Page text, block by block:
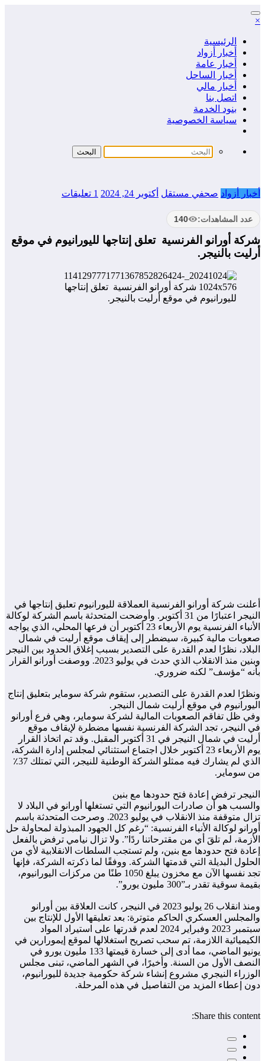
التجاوز
إلى
×
الرئيسية
أخبار أزواد
أخبار عامة
أخبار الساحل
أخبار مالي
اتصل بنا
بنود الخدمة
سياسة الخصوصية
أخبار أزواد صحفي مستقل أكتوبر 24, 2024 1 تعليقات
عدد المشاهدات: 140
شركة أورانو الفرنسية تعلق إنتاجها لليورانيوم في موقع
أرليت بالنيجر.
أعلنت شركة أورانو الفرنسية العملاقة لليورانيوم تعليق إنتاجها في
النيجر اعتبارًا من 31 أكتوبر. وأوضحت المتحدثة باسم الشركة لوكالة
الأنباء الفرنسية يوم الأربعاء 23 أكتوبر أن فرعها المحلي، الذي يواجه
صعوبات مالية كبيرة، سيضطر إلى إيقاف موقع أرليت في شمال
البلاد، نظرًا لعدم القدرة على التصدير بسبب إغلاق الحدود بين النيجر
وبنين منذ الانقلاب الذي حدث في يوليو 2023. ووصفت أورانو القرار
بأنه “مؤسف” لكنه ضروري.
ونظرًا لعدم القدرة على التصدير، ستقوم شركة سوماير بتعليق إنتاج
اليورانيوم في موقع أرليت شمال النيجر.
وفي ظل تفاقم الصعوبات المالية لشركة سوماير، وهي فرع أورانو
في النيجر، تجد الشركة الفرنسية نفسها مضطرة لإيقاف موقع
أرليت في شمال النيجر في 31 أكتوبر المقبل. وقد تم اتخاذ القرار
يوم الأربعاء 23 أكتوبر خلال اجتماع استثنائي لمجلس إدارة الشركة،
الذي لم يشارك فيه ممثلو الشركة الوطنية للنيجر، التي تمتلك 37٪
من سوماير.
النيجر ترفض إعادة فتح حدودها مع بنين
والسبب هو أن صادرات اليورانيوم التي تستغلها أورانو في البلاد لا
تزال متوقفة منذ الانقلاب في يوليو 2023. وصرحت المتحدثة باسم
أورانو لوكالة الأنباء الفرنسية: “رغم كل الجهود المبذولة لمحاولة حل
الأزمة، لم تلقَ أي من مقترحاتنا ردًا”. ولا تزال نيامي ترفض بالفعل
إعادة فتح حدودها مع بنين، ولم تستجب السلطات الانقلابية لأي من
الحلول البديلة التي قدمتها الشركة. ووفقًا لما ذكرته الشركة، فإنها
تجد نفسها الآن مع مخزون يبلغ 1050 طنًا من مركزات اليورانيوم،
بقيمة سوقية تقدر بـ”300 مليون يورو”.
ومنذ انقلاب 26 يوليو 2023 في النيجر، كانت العلاقة بين أورانو
والمجلس العسكري الحاكم متوترة: بعد تعليقها الأول للإنتاج بين
سبتمبر 2023 وفبراير 2024 لعدم قدرتها على استيراد المواد
الكيميائية اللازمة، تم سحب تصريح استغلالها لموقع إيمورارين في
يونيو الماضي، مما أدى إلى خسارة قيمتها 133 مليون يورو في
النصف الأول من السنة. وأخيرًا، في الشهر الماضي، تبنى مجلس
الوزراء النيجري مشروع إنشاء شركة حكومية جديدة لليورانيوم،
دون إعطاء المزيد من التفاصيل في هذه المرحلة.
Share this content: